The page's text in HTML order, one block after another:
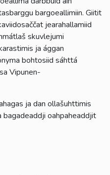
bargoeallimiin. Giitit
jearahallamiid
skuvlejumi
ja ággan
bohtosiid sáhttá
Vipunen-
ja dan ollašuhttimis
oahpaheaddjit